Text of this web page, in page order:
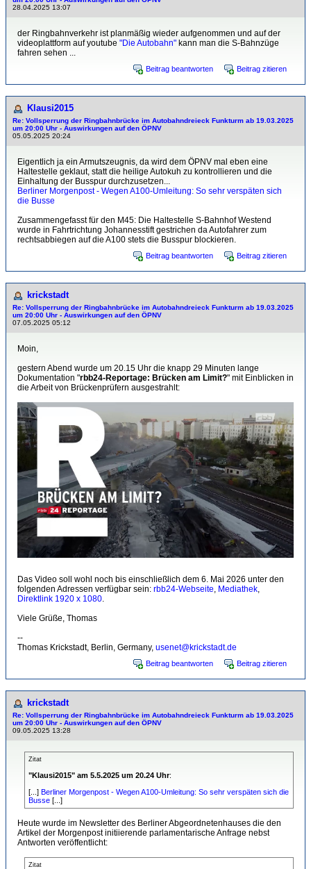
28.04.2025 13:07
der Ringbahnverkehr ist planmäßig wieder aufgenommen und auf der
videoplattform auf youtube "Die Autobahn" kann man die S-Bahnzüge
fahren sehen ...
Beitrag beantworten Beitrag zitieren
Klausi2015
Re: Vollsperrung der Ringbahnbrücke im Autobahndreieck Funkturm ab 19.03.2025
um 20:00 Uhr - Auswirkungen auf den ÖPNV
05.05.2025 20:24
Eigentlich ja ein Armutszeugnis, da wird dem ÖPNV mal eben eine
Haltestelle geklaut, statt die heilige Autokuh zu kontrollieren und die
Einhaltung der Busspur durchzusetzen...
Berliner Morgenpost - Wegen A100-Umleitung: So sehr verspäten sich
die Busse
Zusammengefasst für den M45: Die Haltestelle S-Bahnhof Westend
wurde in Fahrtrichtung Johannesstift gestrichen da Autofahrer zum
rechtsabbiegen auf die A100 stets die Busspur blockieren.
Beitrag beantworten Beitrag zitieren
krickstadt
Re: Vollsperrung der Ringbahnbrücke im Autobahndreieck Funkturm ab 19.03.2025
um 20:00 Uhr - Auswirkungen auf den ÖPNV
07.05.2025 05:12
Moin,
gestern Abend wurde um 20.15 Uhr die knapp 29 Minuten lange
Dokumentation "rbb24-Reportage: Brücken am Limit?" mit Einblicken in
die Arbeit von Brückenprüfern ausgestrahlt:
Das Video soll wohl noch bis einschließlich dem 6. Mai 2026 unter den
folgenden Adressen verfügbar sein: rbb24-Webseite, Mediathek,
Direktlink 1920 x 1080.
Viele Grüße, Thomas
--
Thomas Krickstadt, Berlin, Germany, usenet@krickstadt.de
Beitrag beantworten Beitrag zitieren
krickstadt
Re: Vollsperrung der Ringbahnbrücke im Autobahndreieck Funkturm ab 19.03.2025
um 20:00 Uhr - Auswirkungen auf den ÖPNV
09.05.2025 13:28
Zitat
"Klausi2015" am 5.5.2025 um 20.24 Uhr:
[...] Berliner Morgenpost - Wegen A100-Umleitung: So sehr verspäten sich die
Busse [...]
Heute wurde im Newsletter des Berliner Abgeordnetenhauses die den
Artikel der Morgenpost initiierende parlamentarische Anfrage nebst
Antworten veröffentlicht:
Zitat